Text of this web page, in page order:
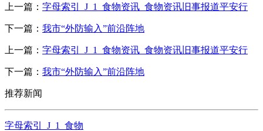
上一篇： 字母索引_J_1_食物资讯_食物资讯旧事报道平安行
下一篇： 我市“外防输入”前沿阵地
上一篇： 字母索引_J_1_食物资讯_食物资讯旧事报道平安行
下一篇： 我市“外防输入”前沿阵地
推荐新闻
字母索引_J_1_食物